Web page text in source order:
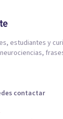
estudiantes y
contactar